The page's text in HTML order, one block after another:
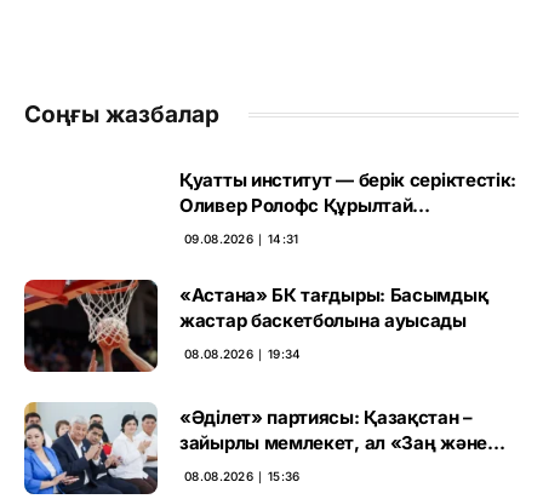
Соңғы жазбалар
Қуатты институт — берік серіктестік:
Оливер Ролофс Құрылтай
сайлауының маңызын бағалады
09.08.2026 ∣ 14:31
«Астана» БК тағдыры: Басымдық
жастар баскетболына ауысады
08.08.2026 ∣ 19:34
«Әділет» партиясы: Қазақстан –
зайырлы мемлекет, ал «Заң және
тәртіп» қағидаты баршаға міндетті
08.08.2026 ∣ 15:36